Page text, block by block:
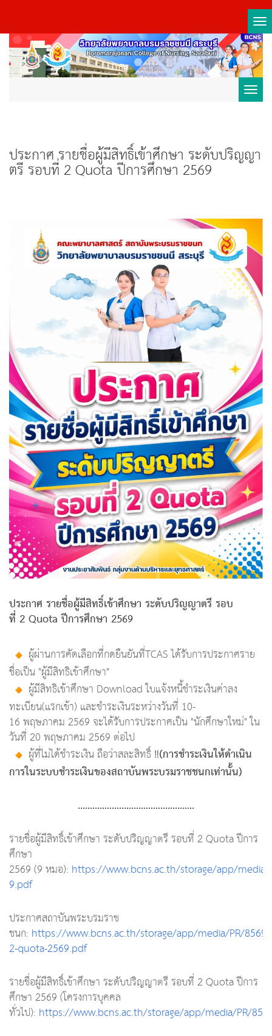
ประกาศ รายชื่อผู้มีสิทธิ์เข้าศึกษา ระดับปริญญา
ตรี รอบที่ 2 Quota ปีการศึกษา 2569
ประกาศ รายชื่อผู้มีสิทธิ์เข้าศึกษา ระดับปริญญาตรี รอบ
ที่ 2 Quota ปีการศึกษา 2569
ผู้ผ่านการคัดเลือกที่กดยืนยันที่TCAS ได้รับการประกาศราย
ชื่อเป็น "ผู้มีสิทธิเข้าศึกษา"
ผู้มีสิทธิเข้าศึกษา Download ใบแจ้งหนี้ชำระเงินค่าลง
ทะเบียน(แรกเข้า) และชำระเงินระหว่างวันที่ 10-
16 พฤษภาคม 2569 จะได้รับการประกาศเป็น "นักศึกษาใหม่" ใน
วันที่ 20 พฤษภาคม 2569 ต่อไป
ผู้ที่ไม่ได้ชำระเงิน ถือว่าสละสิทธิ์ ‼️(การชำระเงินให้ดำเนิน
การในระบบชำระเงินของสถาบันพระบรมราชชนกเท่านั้น)
................................................
รายชื่อผู้มีสิทธิ์เข้าศึกษา ระดับปริญญาตรี รอบที่ 2 Quota ปีการ
ศึกษา
2569 (9 หมอ): https://www.bcns.ac.th/storage/app/media/
9.pdf
ประกาศสถาบันพระบรมราช
ชนก: https://www.bcns.ac.th/storage/app/media/PR/
2-quota-2569.pdf
รายชื่อผู้มีสิทธิ์เข้าศึกษา ระดับปริญญาตรี รอบที่ 2 Quota ปีการ
ศึกษา 2569 (โครงการบุคคล
ทั่วไป): https://www.bcns.ac.th/storage/app/media/PR/